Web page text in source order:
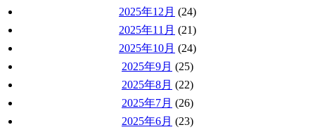
2025年12月 (24)
2025年11月 (21)
2025年10月 (24)
2025年9月 (25)
2025年8月 (22)
2025年7月 (26)
2025年6月 (23)